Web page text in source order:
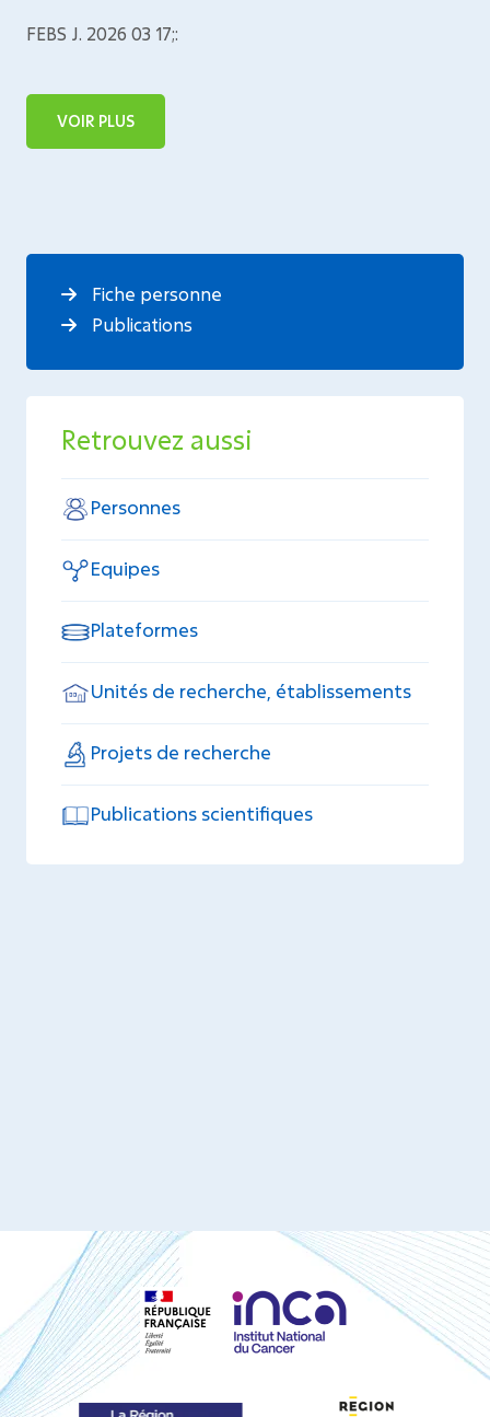
FEBS J. 2026 03 17;:
VOIR PLUS
Fiche personne
Publications
Retrouvez aussi
Personnes
Equipes
Plateformes
Unités de recherche, établissements
Projets de recherche
Publications scientifiques